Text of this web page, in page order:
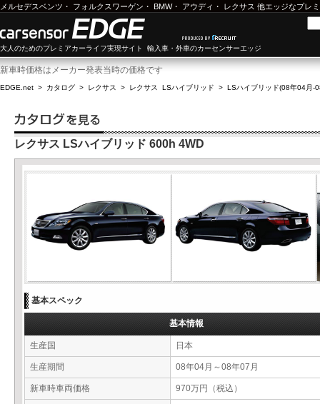
メルセデスベンツ ・ フォルクスワーゲン ・ BMW・ アウディ ・ レクサス 他エッジなプレ
大人のためのプレミアカーライフ実現サイト 輸入車・外車のカーセンサーエッジ
新車時価格はメーカー発表当時の価格です
EDGE.net > カタログ > レクサス > レクサス LSハイブリッド > LSハイブリッド(08年04月-
レクサス LSハイブリッド 600h 4WD
基本スペック
基本情報
生産国 日本
生産期間 08年04月～08年07月
新車時車両価格 970万円（税込）